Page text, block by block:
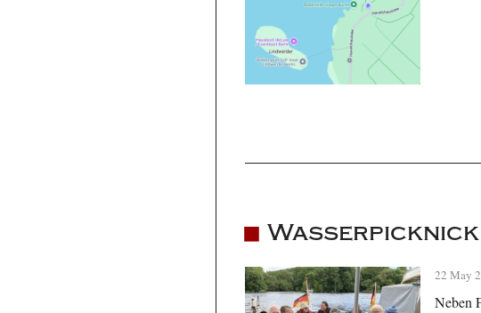
22 May
Neben